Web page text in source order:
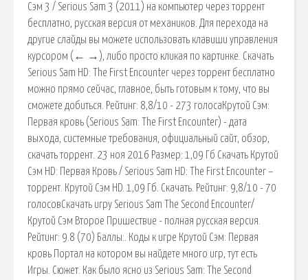
Сэм 3 / Serious Sam 3 (2011) на компьютер через торрент
бесплатно, русская версия от механиков. Для перехода на
другие слайды вы можете использовать клавиши управления
курсором (← →), либо просто кликая по картинке. Скачать
Serious Sam HD: The First Encounter через торрент бесплатно
можно прямо сейчас, главное, быть готовым к тому, что вы
сможете добиться. Рейтинг: 8,8/10 - 273 голосаКрутой Сэм:
Первая кровь (Serious Sam: The First Encounter) - дата
выхода, системные требования, официальный сайт, обзор,
скачать торрент. 23 ноя 2016 Размер: 1,09 Гб Скачать Крутой
Сэм HD: Первая Кровь / Serious Sam HD: The First Encounter –
торрент. Крутой Сэм HD. 1,09 Гб. Скачать. Рейтинг: 9,8/10 - 70
голосовСкачать игру Serious Sam The Second Encounter/
Крутой Сэм Второе Пришествие - полная русская версия.
Рейтинг: 9.8 (70) Баллы:. Коды к игре Крутой Сэм: Первая
кровь Портал на котором вы найдете много игр, тут есть
Игры. Сюжет. Как было ясно из Serious Sam: The Second